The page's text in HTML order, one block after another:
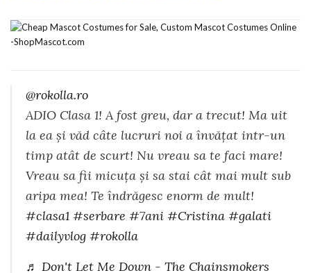
@rokolla.ro
ADIO Clasa 1! A fost greu, dar a trecut! Ma uit
la ea și văd câte lucruri noi a învățat intr-un
timp atât de scurt! Nu vreau sa te faci mare!
Vreau sa fii micuța și sa stai cât mai mult sub
aripa mea! Te îndrăgesc enorm de mult!
#clasa1 #serbare #7ani #Cristina #galati
#dailyvlog #rokolla
♬ Don't Let Me Down - The Chainsmokers